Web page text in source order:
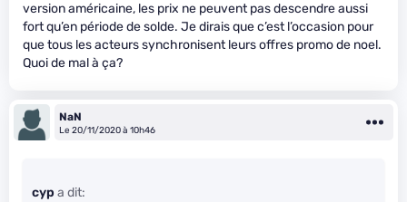
version américaine, les prix ne peuvent pas descendre aussi
fort qu’en période de solde. Je dirais que c’est l’occasion pour
que tous les acteurs synchronisent leurs offres promo de noel.
Quoi de mal à ça?
NaN
Le 20/11/2020 à 10h46
cyp a dit: